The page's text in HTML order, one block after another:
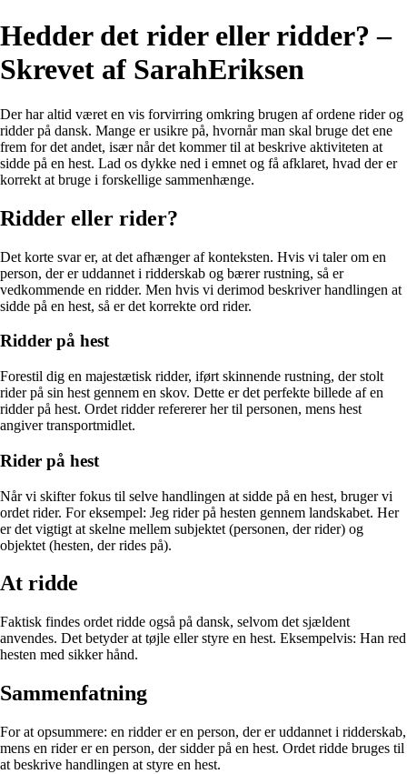
Hedder det rider eller ridder? –
Skrevet af SarahEriksen
Der har altid været en vis forvirring omkring brugen af ordene rider og
ridder på dansk. Mange er usikre på, hvornår man skal bruge det ene
frem for det andet, især når det kommer til at beskrive aktiviteten at
sidde på en hest. Lad os dykke ned i emnet og få afklaret, hvad der er
korrekt at bruge i forskellige sammenhænge.
Ridder eller rider?
Det korte svar er, at det afhænger af konteksten. Hvis vi taler om en
person, der er uddannet i ridderskab og bærer rustning, så er
vedkommende en ridder. Men hvis vi derimod beskriver handlingen at
sidde på en hest, så er det korrekte ord rider.
Ridder på hest
Forestil dig en majestætisk ridder, iført skinnende rustning, der stolt
rider på sin hest gennem en skov. Dette er det perfekte billede af en
ridder på hest. Ordet ridder refererer her til personen, mens hest
angiver transportmidlet.
Rider på hest
Når vi skifter fokus til selve handlingen at sidde på en hest, bruger vi
ordet rider. For eksempel: Jeg rider på hesten gennem landskabet. Her
er det vigtigt at skelne mellem subjektet (personen, der rider) og
objektet (hesten, der rides på).
At ridde
Faktisk findes ordet ridde også på dansk, selvom det sjældent
anvendes. Det betyder at tøjle eller styre en hest. Eksempelvis: Han red
hesten med sikker hånd.
Sammenfatning
For at opsummere: en ridder er en person, der er uddannet i ridderskab,
mens en rider er en person, der sidder på en hest. Ordet ridde bruges til
at beskrive handlingen at styre en hest.